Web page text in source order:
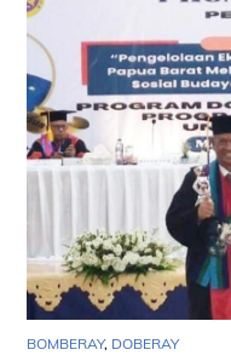
BOMBERAY, DOBERAY